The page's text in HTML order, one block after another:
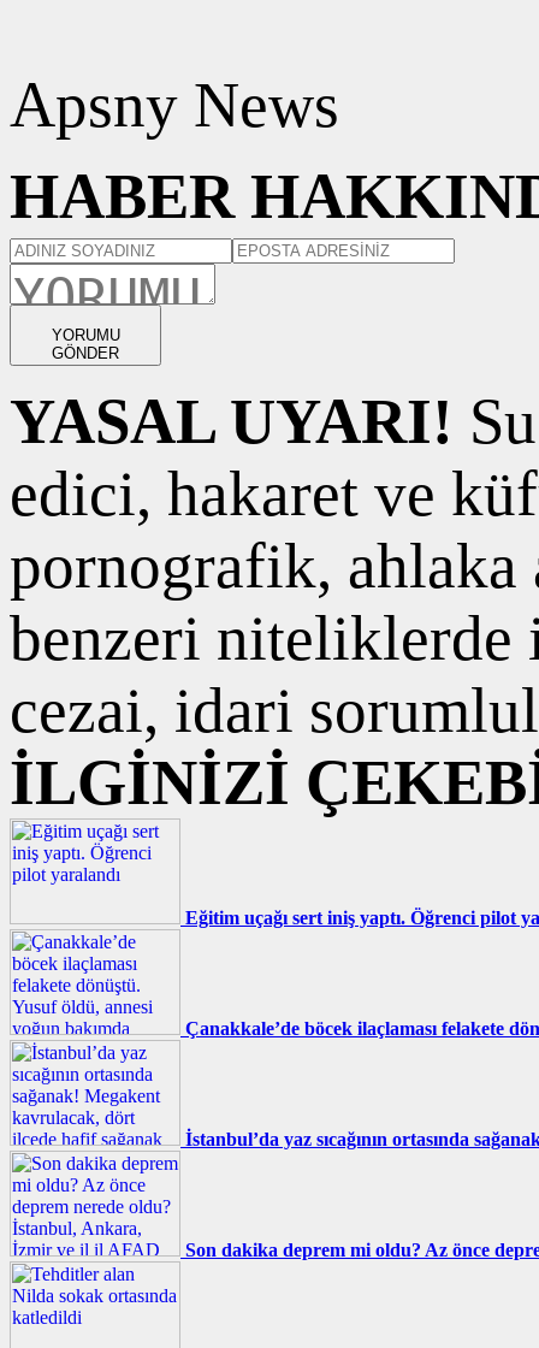
Apsny News
HABER
YORUMU
GÖNDER
YASAL UYARI!
edici, hakaret ve
pornografik, ahlaka
benzeri niteliklerde
cezai, idari
İLGİNİZİ
Eğitim uçağı sert iniş yaptı. Öğrenci pilot
Çanakkale’de böcek ilaçlaması felakete
İstanbul’da yaz sıcağının ortasında
Son dakika deprem mi oldu? Az önce